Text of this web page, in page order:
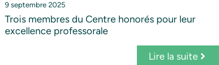
9 septembre 2025
Trois membres du Centre honorés pour leur
excellence professorale
Lire la suite